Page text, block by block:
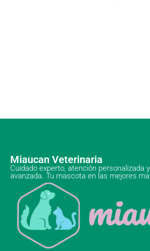
Miaucan Veterinaria
Cuidado experto, atención personalizada
avanzada. Tu mascota en las mejores